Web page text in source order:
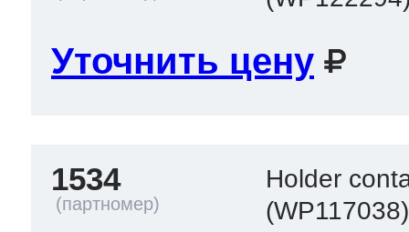
Уточнить цену
1534
Holder
(WP117038)